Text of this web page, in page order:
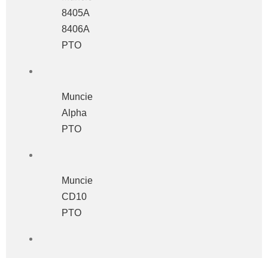
8405A
8406A
PTO
Muncie
Alpha
PTO
Muncie
CD10
PTO